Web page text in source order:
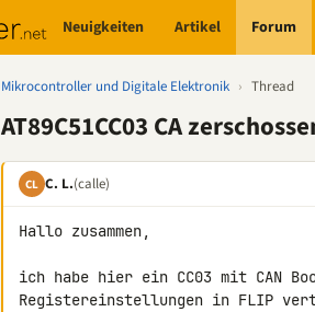
Neuigkeiten Artikel Forum
Mikrocontroller und Digitale Elektronik › Thread
AT89C51CC03 CA
CL C. L.(calle)
Hallo zusammen,
ich habe hier ein CC03 mit CAN
Registereinstellungen in FLIP